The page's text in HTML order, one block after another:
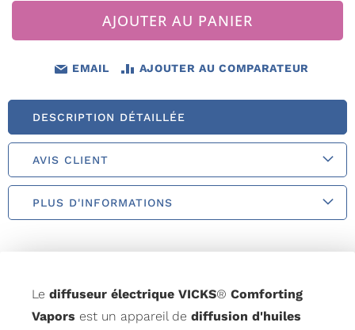
AJOUTER AU PANIER
EMAIL AJOUTER AU COMPARATEUR
DESCRIPTION DÉTAILLÉE
AVIS CLIENT
PLUS D'INFORMATIONS
Le diffuseur électrique VICKS® Comforting
Vapors est un appareil de diffusion d'huiles